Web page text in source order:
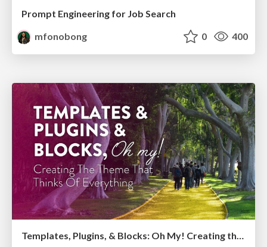
Prompt Engineering for Job Search
mfonobong
0 400
Templates, Plugins, & Blocks: Oh My! Creating the theme that thinks of everything